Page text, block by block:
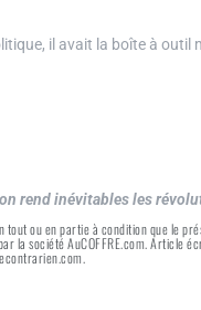
il avait la boîte à outil
rend inévitables les
tout ou en partie à condition que le
la société AuCOFFRE.com. Article